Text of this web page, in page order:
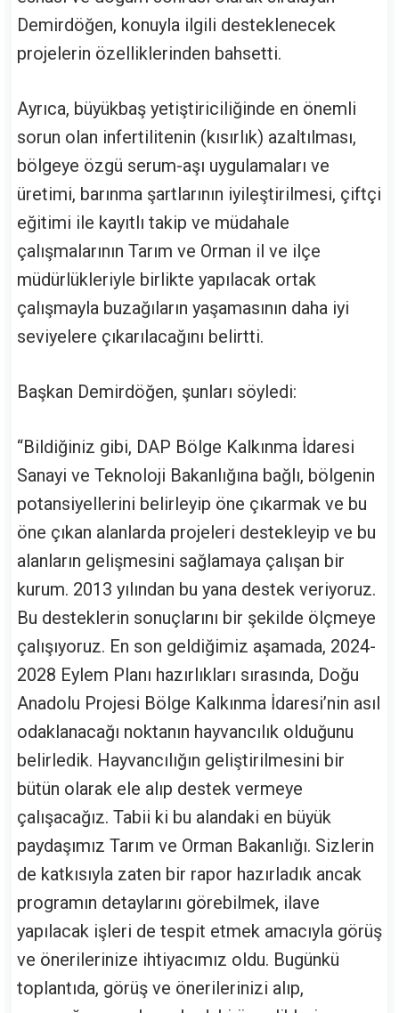
Demirdöğen, konuyla ilgili desteklenecek
projelerin özelliklerinden bahsetti.
Ayrıca, büyükbaş yetiştiriciliğinde en önemli
sorun olan infertilitenin (kısırlık) azaltılması,
bölgeye özgü serum-aşı uygulamaları ve
üretimi, barınma şartlarının iyileştirilmesi, çiftçi
eğitimi ile kayıtlı takip ve müdahale
çalışmalarının Tarım ve Orman il ve ilçe
müdürlükleriyle birlikte yapılacak ortak
çalışmayla buzağıların yaşamasının daha iyi
seviyelere çıkarılacağını belirtti.
Başkan Demirdöğen, şunları söyledi:
“Bildiğiniz gibi, DAP Bölge Kalkınma İdaresi
Sanayi ve Teknoloji Bakanlığına bağlı, bölgenin
potansiyellerini belirleyip öne çıkarmak ve bu
öne çıkan alanlarda projeleri destekleyip ve bu
alanların gelişmesini sağlamaya çalışan bir
kurum. 2013 yılından bu yana destek veriyoruz.
Bu desteklerin sonuçlarını bir şekilde ölçmeye
çalışıyoruz. En son geldiğimiz aşamada, 2024-
2028 Eylem Planı hazırlıkları sırasında, Doğu
Anadolu Projesi Bölge Kalkınma İdaresi’nin asıl
odaklanacağı noktanın hayvancılık olduğunu
belirledik. Hayvancılığın geliştirilmesini bir
bütün olarak ele alıp destek vermeye
çalışacağız. Tabii ki bu alandaki en büyük
paydaşımız Tarım ve Orman Bakanlığı. Sizlerin
de katkısıyla zaten bir rapor hazırladık ancak
programın detaylarını görebilmek, ilave
yapılacak işleri de tespit etmek amacıyla görüş
ve önerilerinize ihtiyacımız oldu. Bugünkü
toplantıda, görüş ve önerilerinizi alıp,